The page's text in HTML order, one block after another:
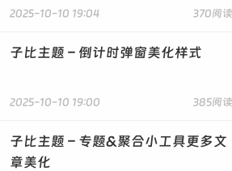
}
0% { -webkit-
25% { -webkit-
50% { -webkit-
75% { -webkit-transform:rotate(-
100% { -webkit-
@-moz-keyframes ball-x {
0% { -moz-
370阅读
2025-10-10 19:04
子比主题 – 倒计时弹窗美化样式
385阅读
2025-10-10 19:00
子比主题 – 专题&聚合小工具更多文
章美化